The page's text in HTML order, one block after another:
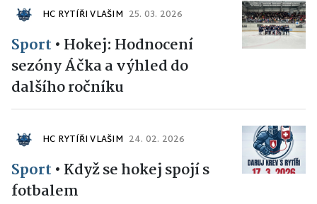
HC RYTÍŘI VLAŠIM 25. 03. 2026
Sport • Hokej: Hodnocení
sezóny Áčka a výhled do
dalšího ročníku
HC RYTÍŘI VLAŠIM 24. 02. 2026
Sport • Když se hokej spojí s
fotbalem